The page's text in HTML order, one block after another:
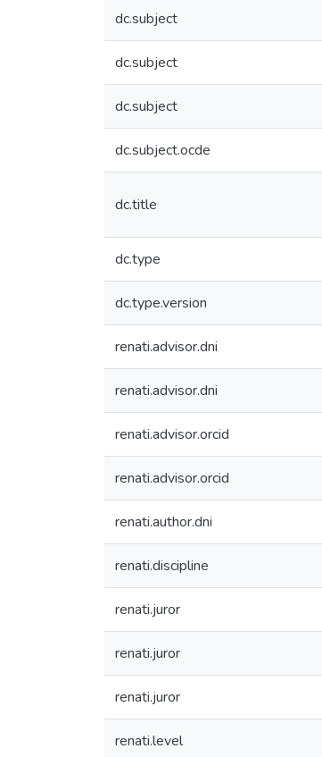
dc.subject
dc.subject
dc.subject
dc.subject.ocde
dc.title
dc.type
dc.type.version
renati.advisor.dni
renati.advisor.dni
renati.advisor.orcid
renati.advisor.orcid
renati.author.dni
renati.discipline
renati.juror
renati.juror
renati.juror
renati.level